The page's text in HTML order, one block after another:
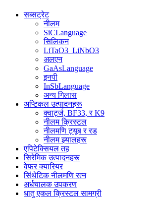
सब्सट्रेट
नीलम
SiCLanguage
सिलिकन
LiTaO3_LiNbO3
अलएन
GaAsLanguage
इनपी
InSbLanguage
अन्य गिलास
अप्टिकल उत्पादनहरू
क्वार्ट्ज, BF33, र K9
नीलम क्रिस्टल
नीलमणि ट्यूब र रड
नीलम झ्यालहरू
एपिटेक्सियल तह
सिरेमिक उत्पादनहरू
वेफर क्यारियर
सिंथेटिक नीलमणि रत्न
अर्धचालक उपकरण
धातु एकल क्रिस्टल सामग्री